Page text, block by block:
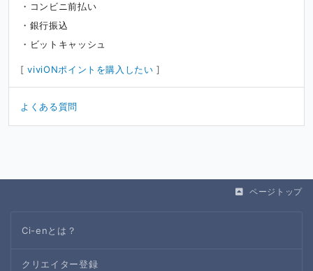
コンビニ前払い
銀行振込
ビットキャッシュ
[viviONポイントを購入したい ]
よくある質問
ページトップ
Ci-enとは？
クリエイター登録